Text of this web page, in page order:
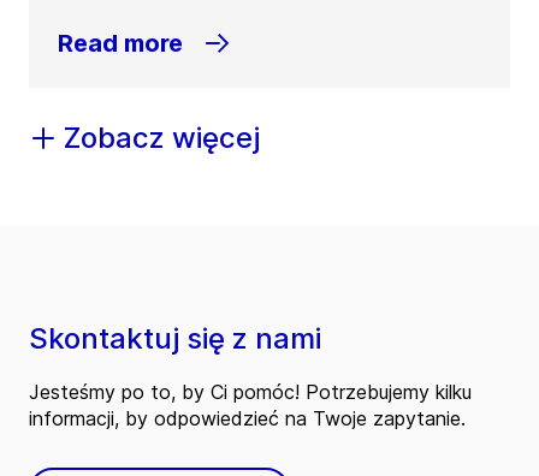
Read more
Zobacz więcej
Skontaktuj się z nami
Jesteśmy po to, by Ci pomóc! Potrzebujemy kilku
informacji, by odpowiedzieć na Twoje zapytanie.